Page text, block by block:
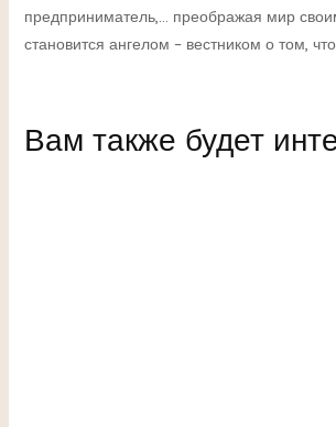
предприниматель,… преображая мир
становится ангелом – вестником о том,
Вам также будет